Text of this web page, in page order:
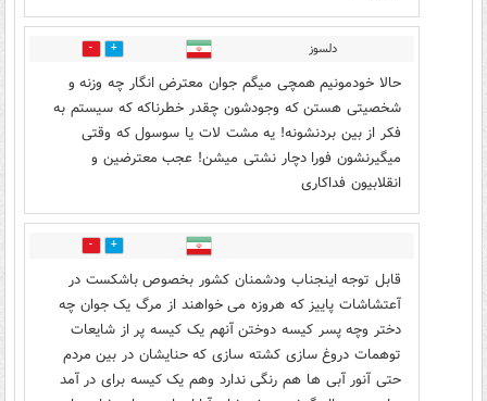
دلسوز 0
حالا خودمونیم همچی میگم جوان معترض انگار چه وزنه و
شخصیتی هستن که وجودشون چقدر خطرناکه که سیستم به
فکر از بین بردنشونه! یه مشت لات یا سوسول که وقتی
میگیرنشون فورا دچار نشتی میشن! عجب معترضین و
انقلابیون فداکاری
0
قابل توجه اینجناب ودشمنان کشور بخصوص باشکست در
آعتشاشات پاییز که هروزه می خواهند از مرگ یک جوان چه
دختر وچه پسر کیسه دوختن آنهم یک کیسه پر از شایعات
توهمات دروغ سازی کشته سازی که حنایشان در بین مردم
حتی آنور آبی ها هم رنگی ندارد وهم یک کیسه برای در آمد